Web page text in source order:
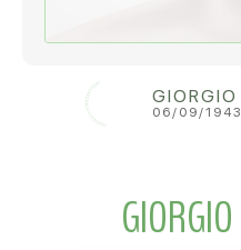
GIORGIO
06/09/1943